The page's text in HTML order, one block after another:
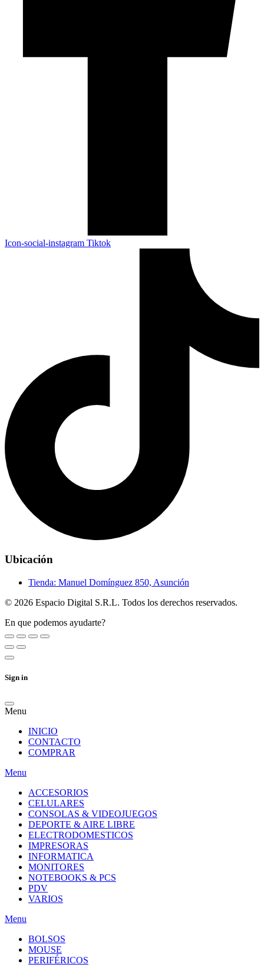
Icon-social-instagram Tiktok
Ubicación
Tienda: Manuel Domínguez 850, Asunción
© 2026 Espacio Digital S.R.L. Todos los derechos reservados.
En que podemos ayudarte?
Sign in
Menu
INICIO
CONTACTO
COMPRAR
Menu
ACCESORIOS
CELULARES
CONSOLAS & VIDEOJUEGOS
DEPORTE & AIRE LIBRE
ELECTRODOMESTICOS
IMPRESORAS
INFORMATICA
MONITORES
NOTEBOOKS & PCS
PDV
VARIOS
Menu
BOLSOS
MOUSE
PERIFÉRICOS